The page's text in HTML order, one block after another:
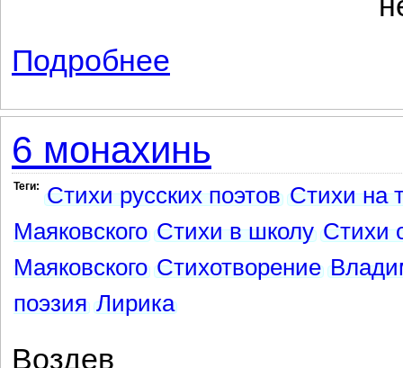
Подробнее
6 монахинь
Теги: Стихи русских поэтов Стихи на
Маяковского Стихи в школу Стихи
Маяковского Стихотворение
поэзия Лирика
Воздев